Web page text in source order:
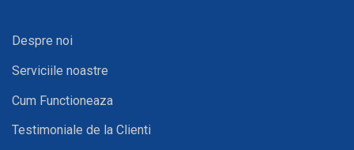
Despre noi
Serviciile noastre
Cum Functioneaza
Testimoniale de la Clienti